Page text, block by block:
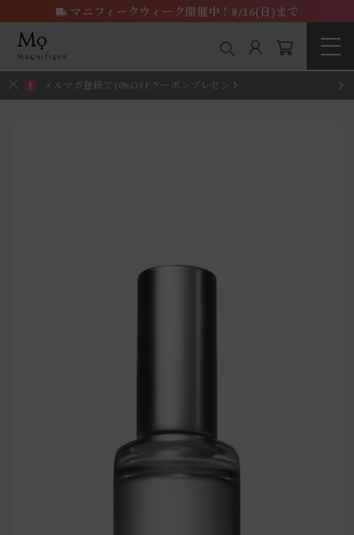
メルマガ登録で10%OFFクーポンプレゼント
マニフィークウィーク開催中！8/16(日)まで